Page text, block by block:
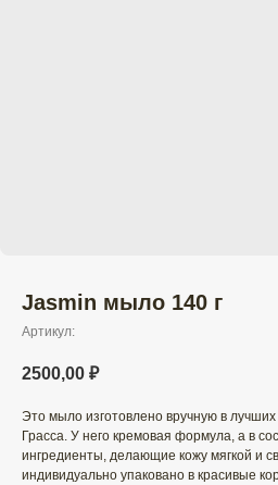
Jasmin мыло 140 г
Артикул:
2500,00 ₽
Это мыло изготовлено вручную в
Грасса. У него кремовая формула, а в
ингредиенты, делающие кожу мягкой и
индивидуально упаковано в красивые